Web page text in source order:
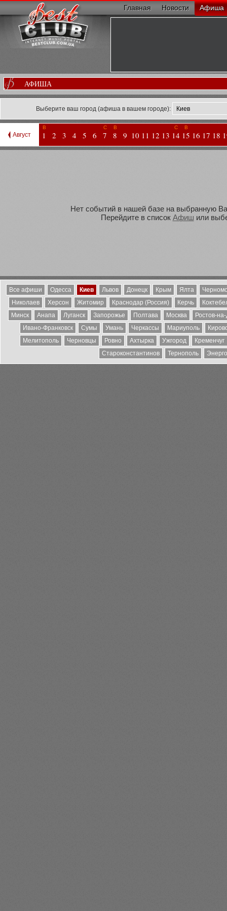
Главная Новости Афиша
АФИША
Выберите ваш город (афиша в вашем городе):
Август
В
1 2 3 4 5 6
С
7
В
8 9 10 11 12 13
С
14
В
15 16 17 18
Нет событий в нашей базе на выбранную
Перейдите в список Афиш или
Все афиши Одесса Киев Львов Донецк Крым Ялта
Николаев
Херсон Житомир Краснодар (Россия) Керчь
Минск
Анапа Луганск Запорожье Полтава Москва
Ростов-
Ивано-Франковск
Сумы Умань Черкассы Мариуполь
Мелитополь
Черновцы Ровно Ахтырка Ужгород
Кременчуг
Староконстантинов
Тернополь